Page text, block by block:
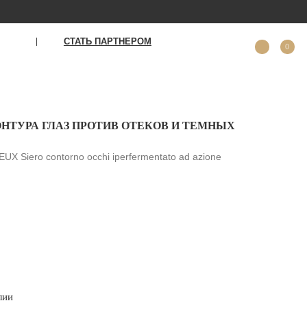
ПАРТНЕРОМ
ГЛАЗ ПРОТИВ ОТЕКОВ И ТЕМНЫХ
Siero contorno occhi iperfermentato ad azione